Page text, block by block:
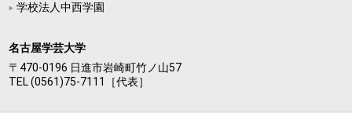
学校法人中西学園
名古屋学芸大学
〒470-0196 日進市岩崎町竹ノ山57
TEL (0561)75-7111［代表］